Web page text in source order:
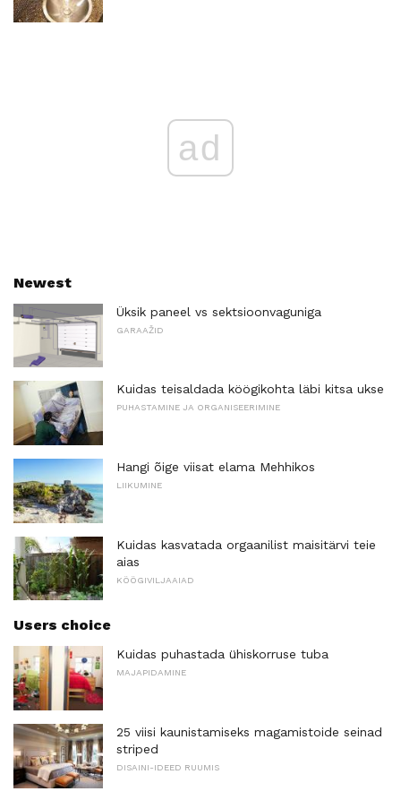
ad
Newest
Üksik paneel vs sektsioonvaguniga
GARAAŽID
Kuidas teisaldada köögikohta läbi kitsa ukse
PUHASTAMINE JA ORGANISEERIMINE
Hangi õige viisat elama Mehhikos
LIIKUMINE
Kuidas kasvatada orgaanilist maisitärvi teie
aias
KÖÖGIVILJAAIAD
Users choice
Kuidas puhastada ühiskorruse tuba
MAJAPIDAMINE
25 viisi kaunistamiseks magamistoide seinad
striped
DISAINI-IDEED RUUMIS